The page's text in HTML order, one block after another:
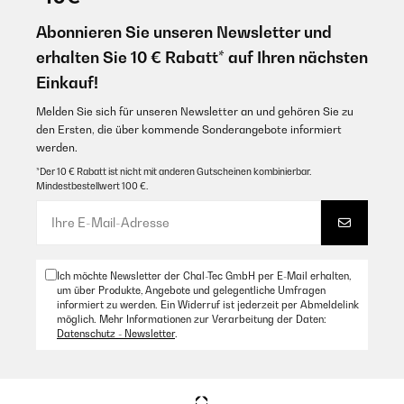
Abonnieren Sie unseren Newsletter und
erhalten Sie 10 € Rabatt* auf Ihren nächsten
Einkauf!
Melden Sie sich für unseren Newsletter an und gehören Sie zu
den Ersten, die über kommende Sonderangebote informiert
werden.
*Der 10 € Rabatt ist nicht mit anderen Gutscheinen kombinierbar.
Mindestbestellwert 100 €.
Ich möchte Newsletter der Chal-Tec GmbH per E-Mail erhalten,
um über Produkte, Angebote und gelegentliche Umfragen
informiert zu werden. Ein Widerruf ist jederzeit per Abmeldelink
möglich. Mehr Informationen zur Verarbeitung der Daten:
Datenschutz - Newsletter.